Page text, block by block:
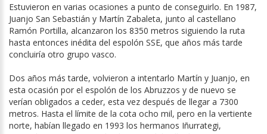
Estuvieron en varias ocasiones a punto de conseguirlo. En 1987,
Juanjo San Sebastián y Martín Zabaleta, junto al castellano
Ramón Portilla, alcanzaron los 8350 metros siguiendo la ruta
hasta entonces inédita del espolón SSE, que años más tarde
concluiría otro grupo vasco.
Dos años más tarde, volvieron a intentarlo Martín y Juanjo, en
esta ocasión por el espolón de los Abruzzos y de nuevo se
verían obligados a ceder, esta vez después de llegar a 7300
metros. Hasta el límite de la cota ocho mil, pero en la vertiente
norte, habían llegado en 1993 los hermanos Iñurrategi,